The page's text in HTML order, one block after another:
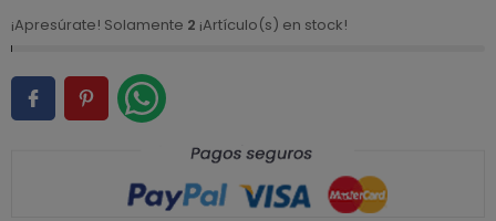
¡Apresúrate! Solamente 2 ¡Artículo(s) en stock!